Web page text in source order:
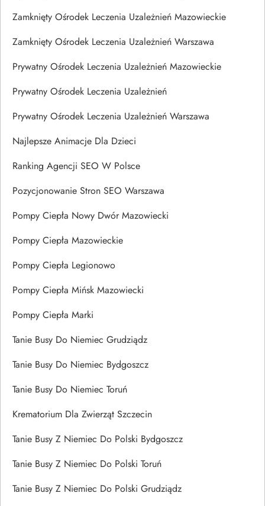
Zamknięty Ośrodek Leczenia Uzależnień Mazowieckie
Zamknięty Ośrodek Leczenia Uzależnień Warszawa
Prywatny Ośrodek Leczenia Uzależnień Mazowieckie
Prywatny Ośrodek Leczenia Uzależnień
Prywatny Ośrodek Leczenia Uzależnień Warszawa
Najlepsze Animacje Dla Dzieci
Ranking Agencji SEO W Polsce
Pozycjonowanie Stron SEO Warszawa
Pompy Ciepła Nowy Dwór Mazowiecki
Pompy Ciepła Mazowieckie
Pompy Ciepła Legionowo
Pompy Ciepła Mińsk Mazowiecki
Pompy Ciepła Marki
Tanie Busy Do Niemiec Grudziądz
Tanie Busy Do Niemiec Bydgoszcz
Tanie Busy Do Niemiec Toruń
Krematorium Dla Zwierząt Szczecin
Tanie Busy Z Niemiec Do Polski Bydgoszcz
Tanie Busy Z Niemiec Do Polski Toruń
Tanie Busy Z Niemiec Do Polski Grudziądz